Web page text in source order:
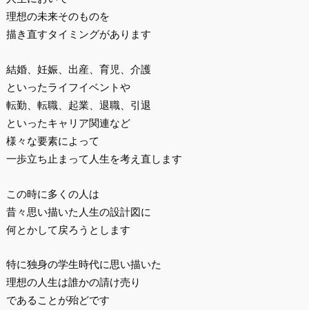
理想の未来そのものを
描き直すタイミングがあります
結婚、妊娠、出産、育児、介護
といったライフイベントや
転勤、転職、起業、退職、引退
といったキャリア関連など
様々な要素によって
一歩立ち止まって人生を考え直します
この時に多くの人は
昔々思い描いた人生の設計図に
何とかして戻ろうとします
特に独身の学生時代に思い描いた
理想の人生は誰かの請け売り
であることが殆どです